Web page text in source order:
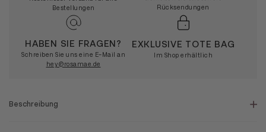
Bestellungen
Rücksendungen
HABEN SIE FRAGEN?
Schreiben Sie uns eine E-Mail an
hey@rosamae.de
EXKLUSIVE TOTE BAG
Im Shop erhältlich
Beschreibung